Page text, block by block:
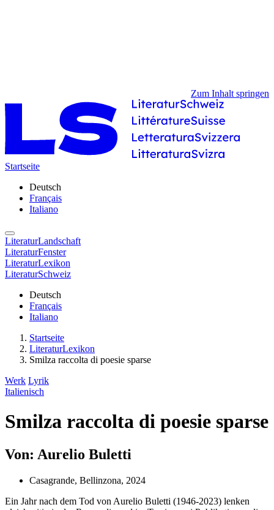
Zum Inhalt springen
Startseite
Deutsch
Français
Italiano
LiteraturLandschaft
LiteraturFenster
LiteraturLexikon
LiteraturSchweiz
Deutsch
Français
Italiano
Startseite
LiteraturLexikon
Smilza raccolta di poesie sparse
Werk Lyrik
Italienisch
Smilza raccolta di poesie sparse
Von: Aurelio Buletti
Casagrande, Bellinzona, 2024
Ein Jahr nach dem Tod von Aurelio Buletti (1946-2023) lenken